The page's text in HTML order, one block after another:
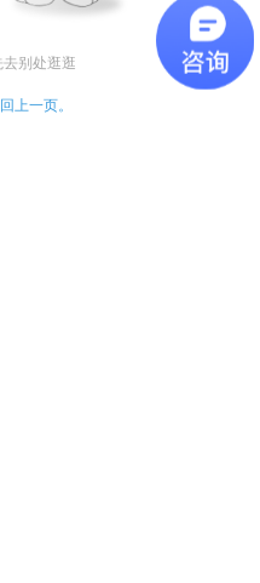
去别处逛逛
上一页。